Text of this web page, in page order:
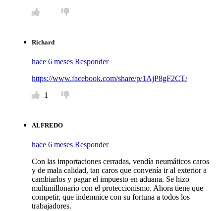
Richard
hace 6 meses Responder
https://www.facebook.com/share/p/1AjP8gF2CT/
1
ALFREDO
hace 6 meses Responder
Con las importaciones cerradas, vendía neumáticos caros
y de mala calidad, tan caros que convenía ir al exterior a
cambiarlos y pagar el impuesto en aduana. Se hizo
multimillonario con el proteccionismo. Ahora tiene que
competir, que indemnice con su fortuna a todos los
trabajadores.